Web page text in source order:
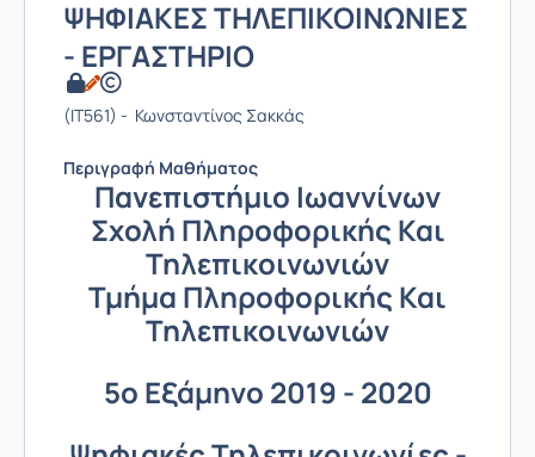
ΨΗΦΙΑΚΕΣ ΤΗΛΕΠΙΚΟΙΝΩΝΙΕΣ
- ΕΡΓΑΣΤΗΡΙΟ
(IT561) - Κωνσταντίνος Σακκάς
Περιγραφή Μαθήματος
Πανεπιστήμιο Ιωαννίνων
Σχολή Πληροφορικής Και
Τηλεπικοινωνιών
Τμήμα Πληροφορικής Και
Τηλεπικοινωνιών
5ο Εξάμηνο 2019 - 2020